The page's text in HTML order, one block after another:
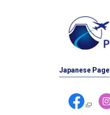
Japanese Page